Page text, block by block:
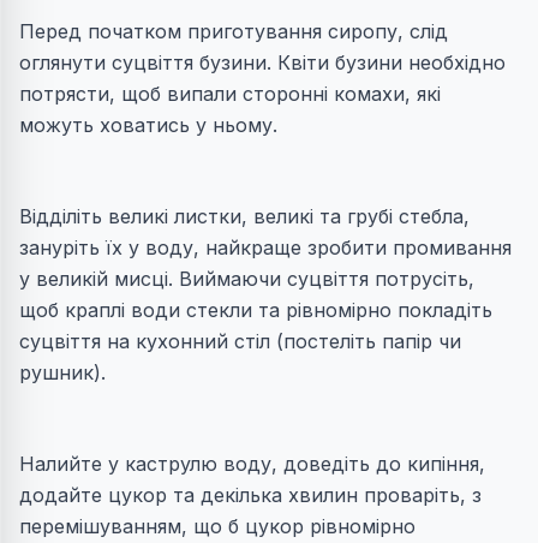
Перед початком приготування сиропу, слід
оглянути суцвіття бузини. Квіти бузини необхідно
потрясти, щоб випали сторонні комахи, які
можуть ховатись у ньому.
Відділіть великі листки, великі та грубі стебла,
зануріть їх у воду, найкраще зробити промивання
у великій мисці. Виймаючи суцвіття потрусіть,
щоб краплі води стекли та рівномірно покладіть
суцвіття на кухонний стіл (постеліть папір чи
рушник).
Налийте у каструлю воду, доведіть до кипіння,
додайте цукор та декілька хвилин проваріть, з
перемішуванням, що б цукор рівномірно